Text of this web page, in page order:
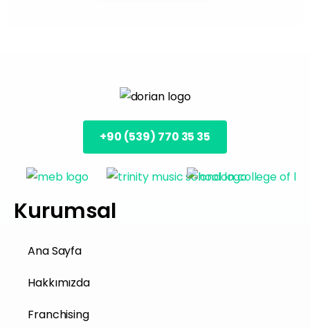
+90 (539) 770 35 35
Kurumsal
Ana Sayfa
Hakkımızda
Franchising